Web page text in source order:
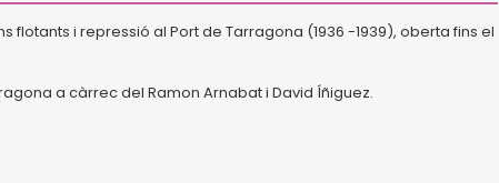
flotants i repressió al Port de Tarragona (1936 -1939), oberta fins el
a càrrec del Ramon Arnabat i David Íñiguez.